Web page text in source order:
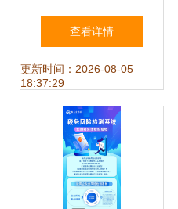
企业级服务龙头，
乘云之风腾飞
查看详情
更新时间：2026-08-05
18:37:29